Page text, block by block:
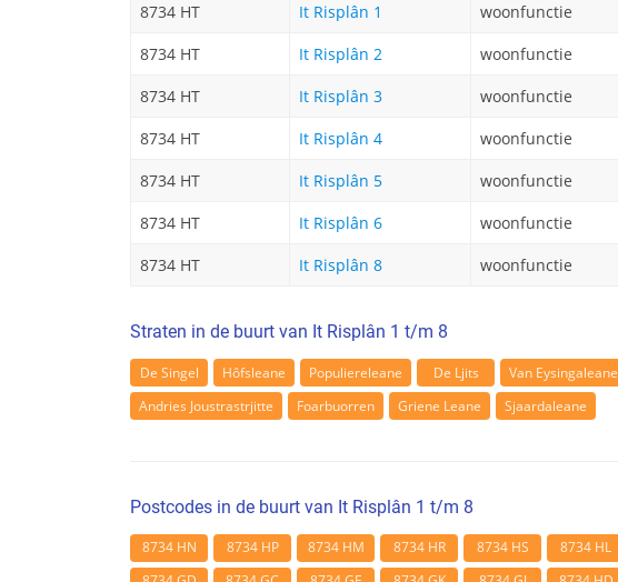
8734 HT
It Risplân 1
woonfunctie
8734 HT
It Risplân 2
woonfunctie
8734 HT
It Risplân 3
woonfunctie
8734 HT
It Risplân 4
woonfunctie
8734 HT
It Risplân 5
woonfunctie
8734 HT
It Risplân 6
woonfunctie
8734 HT
It Risplân 8 woonfunctie
Straten in de buurt van It Risplân 1 t/m 8
De Singel Hôfsleane Populiereleane De Ljits Van Eysingaleane
Andries Joustrastrjitte
Foarbuorren Griene Leane Sjaardaleane
Postcodes in de buurt van It Risplân 1 t/m 8
8734 HN 8734 HP 8734 HM 8734 HR 8734 HS 8734 HL